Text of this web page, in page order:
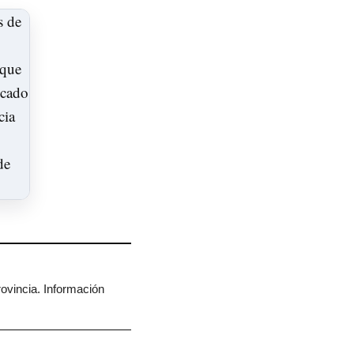
Información